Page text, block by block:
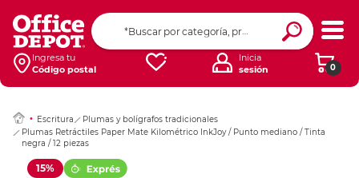
Ingresa tu
Código postal
0
Inicia
sesión
Escritura
Plumas y bolígrafos tradicionales
Plumas Retráctiles Paper Mate Kilométrico InkJoy / Punto mediano / Tinta
negra / 12 piezas
15%
Ingresar Codigo